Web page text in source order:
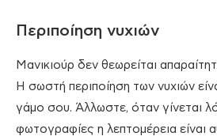
Περιποίηση νυχιών
Μανικιούρ δεν θεωρείται
Η σωστή περιποίηση των νυχιών
γάμο σου. Άλλωστε, όταν γίνεται
φωτογραφίες η λεπτομέρεια είναι